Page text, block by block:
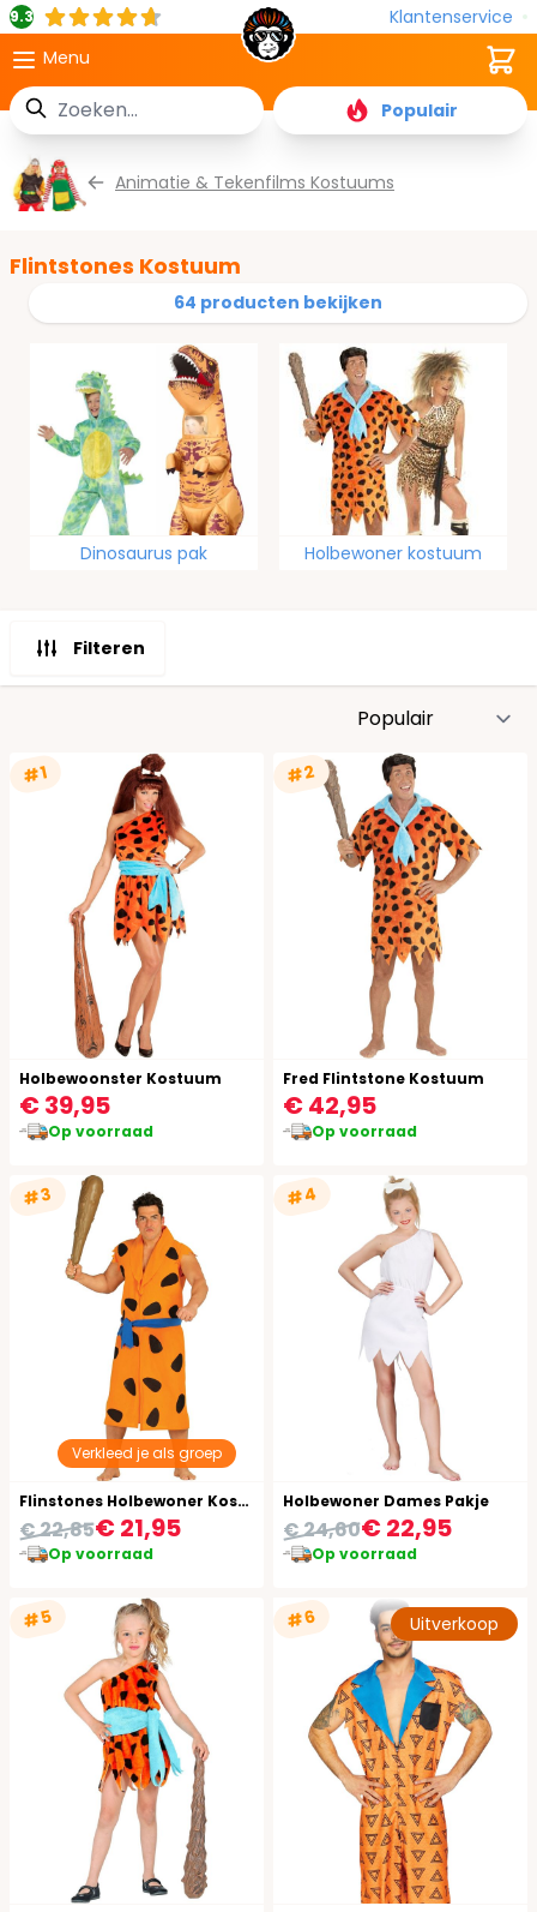
9.3
Klantenservice
Menu
Zoek
Populair
Cart
Animatie & Tekenfilms Kostuums
Flintstones Kostuum
64 producten bekijken
Dinosaurus pak Holbewoner kostuum
Filteren
#1
Holbewoonster Kostuum
€ 39,95
Op voorraad
#2
Fred Flintstone Kostuum
€ 42,95
Op voorraad
#3
Verkleed je als groep
Flinstones Holbewoner Kostuum
€ 21,95
€ 22,85
Op voorraad
#4
Holbewoner Dames Pakje
€ 22,95
€ 24,60
Op voorraad
#5 #6 Uitverkoop